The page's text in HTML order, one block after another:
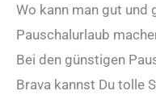
Wo kann man gut und
Pauschalurlaub
Bei den günstigen
Brava kannst Du tolle